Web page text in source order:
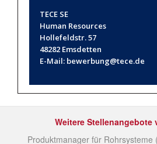
TECE SE
Human Resources
Hollefeldstr. 57
48282 Emsdetten
E-Mail: bewerbung@tece.de
Weitere Stellenangebote
Produktmanager für Rohrsysteme